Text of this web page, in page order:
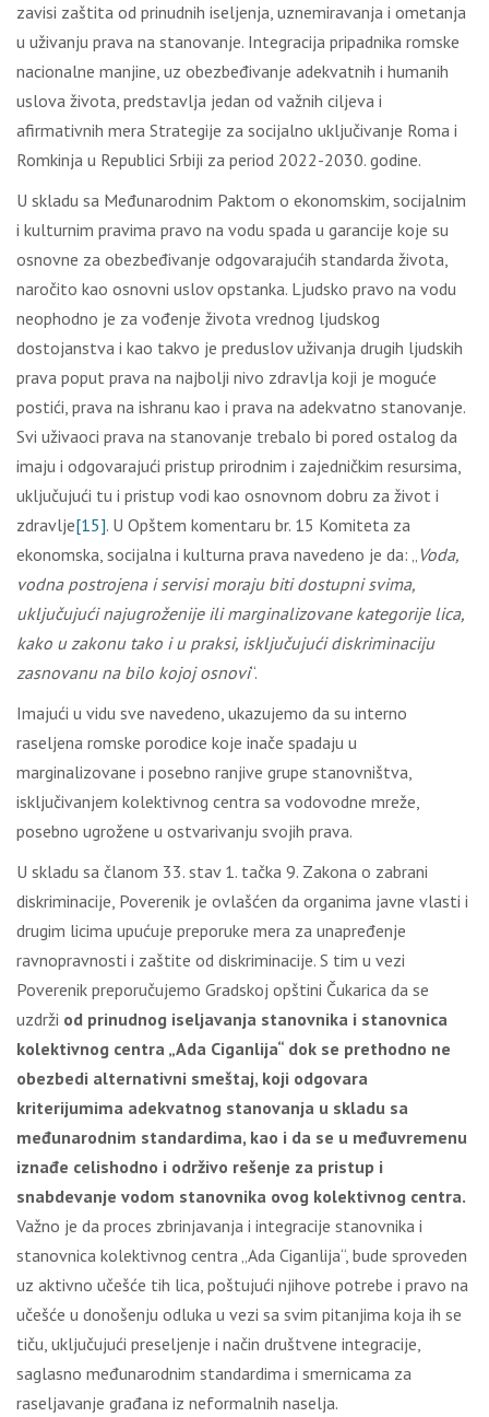
zavisi zaštita od prinudnih iseljenja, uznemiravanja i ometanja
u uživanju prava na stanovanje. Integracija pripadnika romske
nacionalne manjine, uz obezbeđivanje adekvatnih i humanih
uslova života, predstavlja jedan od važnih ciljeva i
afirmativnih mera Strategije za socijalno uključivanje Roma i
Romkinja u Republici Srbiji za period 2022-2030. godine.
U skladu sa Međunarodnim Paktom o ekonomskim, socijalnim
i kulturnim pravima pravo na vodu spada u garancije koje su
osnovne za obezbeđivanje odgovarajućih standarda života,
naročito kao osnovni uslov opstanka. Ljudsko pravo na vodu
neophodno je za vođenje života vrednog ljudskog
dostojanstva i kao takvo je preduslov uživanja drugih ljudskih
prava poput prava na najbolji nivo zdravlja koji je moguće
postići, prava na ishranu kao i prava na adekvatno stanovanje.
Svi uživaoci prava na stanovanje trebalo bi pored ostalog da
imaju i odgovarajući pristup prirodnim i zajedničkim resursima,
uključujući tu i pristup vodi kao osnovnom dobru za život i
zdravlje[15]. U Opštem komentaru br. 15 Komiteta za
ekonomska, socijalna i kulturna prava navedeno je da: „Voda,
vodna postrojena i servisi moraju biti dostupni svima,
uključujući najugroženije ili marginalizovane kategorije lica,
kako u zakonu tako i u praksi, isključujući diskriminaciju
zasnovanu na bilo kojoj osnovi“.
Imajući u vidu sve navedeno, ukazujemo da su interno
raseljena romske porodice koje inače spadaju u
marginalizovane i posebno ranjive grupe stanovništva,
isključivanjem kolektivnog centra sa vodovodne mreže,
posebno ugrožene u ostvarivanju svojih prava.
U skladu sa članom 33. stav 1. tačka 9. Zakona o zabrani
diskriminacije, Poverenik je ovlašćen da organima javne vlasti i
drugim licima upućuje preporuke mera za unapređenje
ravnopravnosti i zaštite od diskriminacije. S tim u vezi
Poverenik preporučujemo Gradskoj opštini Čukarica da se
uzdrži od prinudnog iseljavanja stanovnika i stanovnica
kolektivnog centra „Ada Ciganlija“ dok se prethodno ne
obezbedi alternativni smeštaj, koji odgovara
kriterijumima adekvatnog stanovanja u skladu sa
međunarodnim standardima, kao i da se u međuvremenu
iznađe celishodno i održivo rešenje za pristup i
snabdevanje vodom stanovnika ovog kolektivnog centra.
Važno je da proces zbrinjavanja i integracije stanovnika i
stanovnica kolektivnog centra „Ada Ciganlija“, bude sproveden
uz aktivno učešće tih lica, poštujući njihove potrebe i pravo na
učešće u donošenju odluka u vezi sa svim pitanjima koja ih se
tiču, uključujući preseljenje i način društvene integracije,
saglasno međunarodnim standardima i smernicama za
raseljavanje građana iz neformalnih naselja.